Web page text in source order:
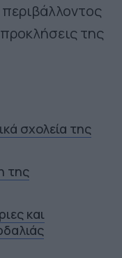
της
σχολεία της
της
και